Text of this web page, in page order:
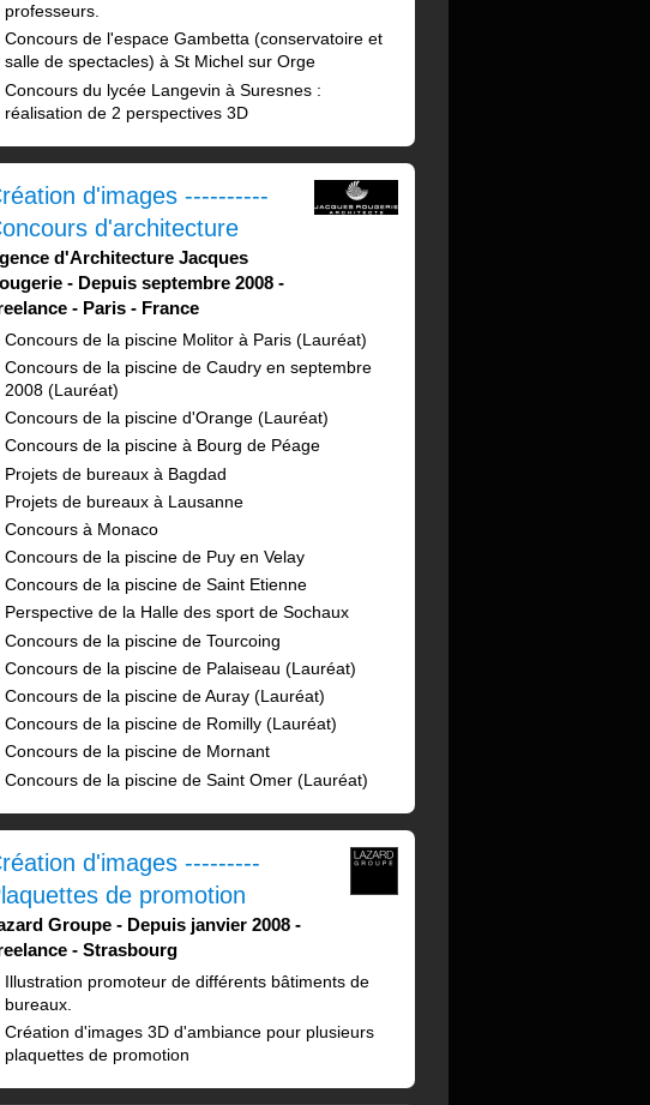
professeurs.
Concours de l'espace Gambetta (conservatoire et
salle de spectacles) à St Michel sur Orge
Concours du lycée Langevin à Suresnes :
réalisation de 2 perspectives 3D
d'images ----------
d'architecture
d'Architecture Jacques
Depuis septembre 2008
Paris France
Concours de la piscine Molitor à Paris (Lauréat)
Concours de la piscine de Caudry en septembre
2008 (Lauréat)
Concours de la piscine d'Orange (Lauréat)
Concours de la piscine à Bourg de Péage
Projets de bureaux à Bagdad
Projets de bureaux à Lausanne
Concours à Monaco
Concours de la piscine de Puy en Velay
Concours de la piscine de Saint Etienne
Perspective de la Halle des sport de Sochaux
Concours de la piscine de Tourcoing
Concours de la piscine de Palaiseau (Lauréat)
Concours de la piscine de Auray (Lauréat)
Concours de la piscine de Romilly (Lauréat)
Concours de la piscine de Mornant
Concours de la piscine de Saint Omer (Lauréat)
d'images ---------
de promotion
Groupe
Depuis janvier 2008
Strasbourg
Illustration promoteur de différents bâtiments de
bureaux.
Création d'images 3D d'ambiance pour plusieurs
plaquettes de promotion